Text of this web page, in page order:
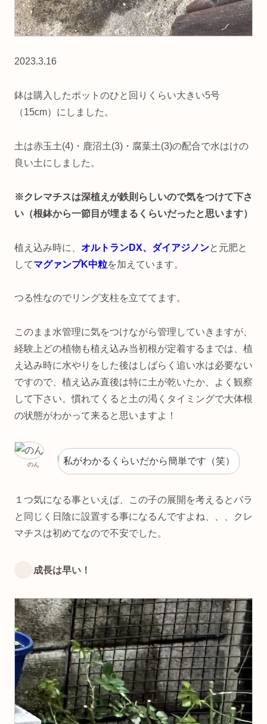
2023.3.16
鉢は購入したポットのひと回りくらい大きい5号
（15cm）にしました。
土は赤玉土(4)・鹿沼土(3)・腐葉土(3)の配合で水はけの
良い土にしました。
※クレマチスは深植えが鉄則らしいので気をつけて下さ
い（根鉢から一節目が埋まるくらいだったと思います）
植え込み時に、 オルトランDX、ダイアジノンと元肥と
してマグァンプK中粒を加えています。
つる性なのでリング支柱を立ててます。
このまま水管理に気をつけながら管理していきますが、
経験上どの植物も植え込み当初根が定着するまでは、植
え込み時に水やりをした後はしばらく追い水は必要ない
ですので、植え込み直後は特に土が乾いたか、よく観察
して下さい。慣れてくると土の渇くタイミングで大体根
の状態がわかって来ると思いますよ！
のん 私がわかるくらいだから簡単です（笑）
１つ気になる事といえば、この子の展開を考えるとバラ
と同じく日陰に設置する事になるんですよね、、、クレ
マチスは初めてなので不安でした。
成長は早い！